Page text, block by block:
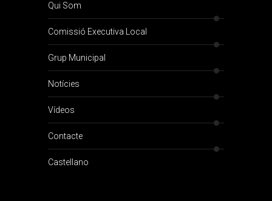
Qui Som
Comissió Executiva Local
Grup Municipal
Notícies
Vídeos
Contacte
Castellano